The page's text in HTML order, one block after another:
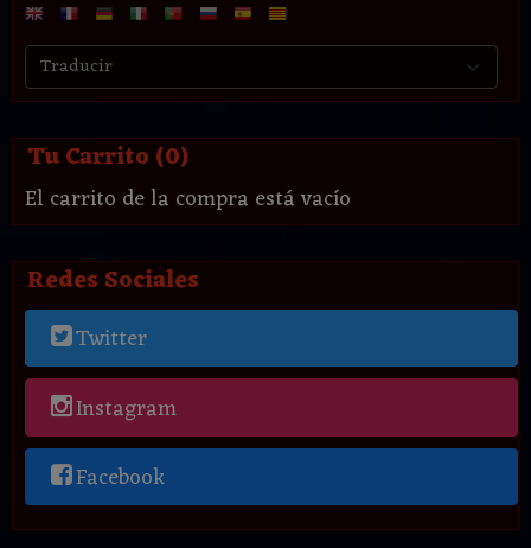
Tu Carrito (0)
El carrito de la compra está vacío
Redes Sociales
Twitter
Instagram
Facebook